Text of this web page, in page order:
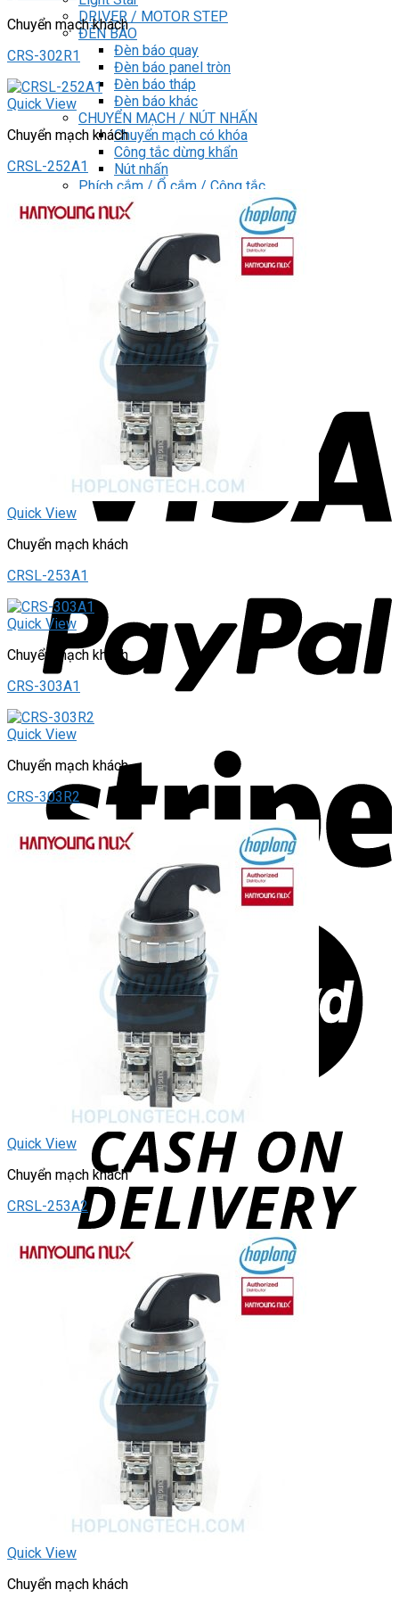
DRIVER / MOTOR STEP
ĐÈN BÁO
Đèn báo quay
Đèn báo panel tròn
Đèn báo tháp
Đèn báo khác
CHUYỂN MẠCH / NÚT NHẤN
Chuyển mạch có khóa
Công tắc dừng khẩn
Nút nhấn
Phích cắm / Ổ cắm / Công tắc
Can nhiệt
Chưa có sản phẩm trong giỏ hàng.
Chuyển mạch khách
CRS-302R1
Quick View
Chuyển mạch khách
CRSL-252A1
Quick View
Chuyển mạch khách
CRSL-253A1
Quick View
Chuyển mạch khách
CRS-303A1
Quick View
Chuyển mạch khách
CRS-303R2
Quick View
Chuyển mạch khách
CRSL-253A2
Quick View
Chuyển mạch khách